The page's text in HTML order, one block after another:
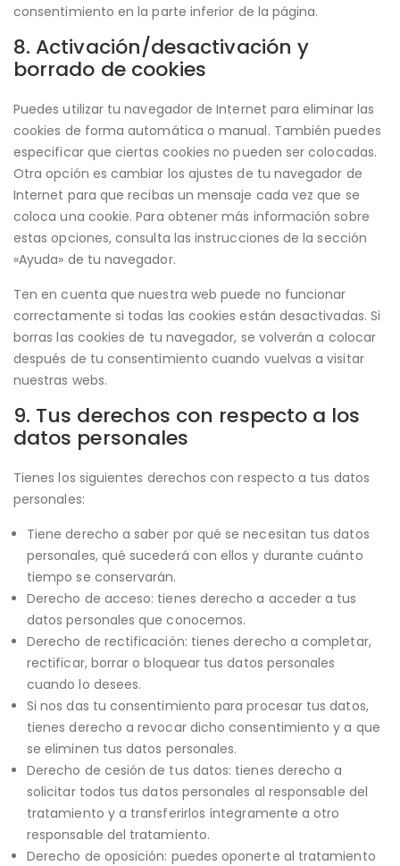
consentimiento en la parte inferior de la página.
8. Activación/desactivación y
borrado de cookies
Puedes utilizar tu navegador de Internet para eliminar las
cookies de forma automática o manual. También puedes
especificar que ciertas cookies no pueden ser colocadas.
Otra opción es cambiar los ajustes de tu navegador de
Internet para que recibas un mensaje cada vez que se
coloca una cookie. Para obtener más información sobre
estas opciones, consulta las instrucciones de la sección
«Ayuda» de tu navegador.
Ten en cuenta que nuestra web puede no funcionar
correctamente si todas las cookies están desactivadas. Si
borras las cookies de tu navegador, se volverán a colocar
después de tu consentimiento cuando vuelvas a visitar
nuestras webs.
9. Tus derechos con respecto a los
datos personales
Tienes los siguientes derechos con respecto a tus datos
personales:
Tiene derecho a saber por qué se necesitan tus datos
personales, qué sucederá con ellos y durante cuánto
tiempo se conservarán.
Derecho de acceso: tienes derecho a acceder a tus
datos personales que conocemos.
Derecho de rectificación: tienes derecho a completar,
rectificar, borrar o bloquear tus datos personales
cuando lo desees.
Si nos das tu consentimiento para procesar tus datos,
tienes derecho a revocar dicho consentimiento y a que
se eliminen tus datos personales.
Derecho de cesión de tus datos: tienes derecho a
solicitar todos tus datos personales al responsable del
tratamiento y a transferirlos íntegramente a otro
responsable del tratamiento.
Derecho de oposición: puedes oponerte al tratamiento